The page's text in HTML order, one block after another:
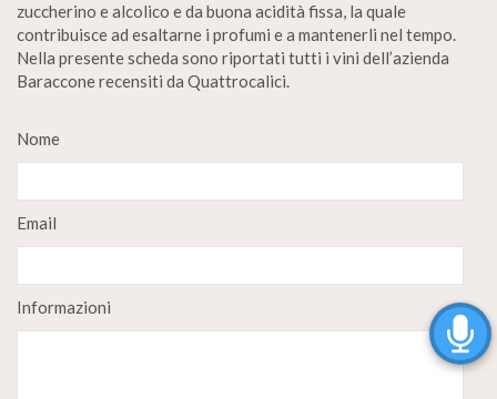
zuccherino e alcolico e da buona acidità fissa, la quale
contribuisce ad esaltarne i profumi e a mantenerli nel tempo.
Nella presente scheda sono riportati tutti i vini dell’azienda
Baraccone recensiti da Quattrocalici.
Nome
Email
Informazioni